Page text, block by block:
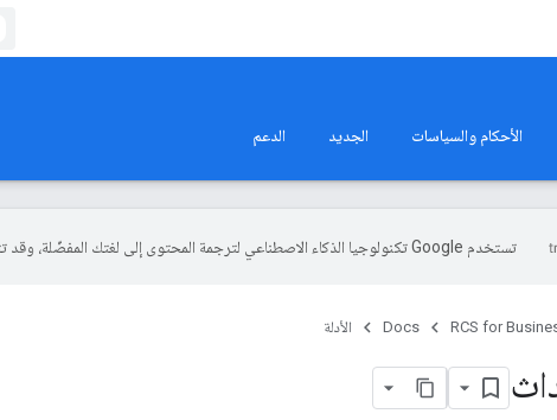
الأحكام والسياسات الجديد الدعم
تستخدم Google تكنولوجيا الذكاء الاصطناعي لترجمة المحتوى إلى لغتك المفضّلة، وقد تتضمّن بعض الأخطاء.
RCS for
Docs الأدلة